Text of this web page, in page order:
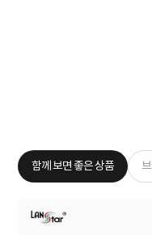
함께 보면 좋은 상품